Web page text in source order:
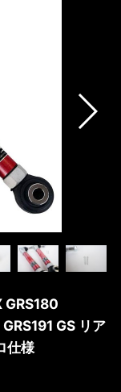
GRS180
GS リア
仕様